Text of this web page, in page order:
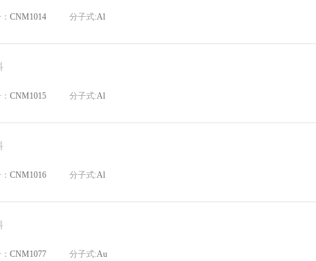
CNM1014 分子式:Al
CNM1015 分子式:Al
CNM1016 分子式:Al
CNM1077 分子式:Au